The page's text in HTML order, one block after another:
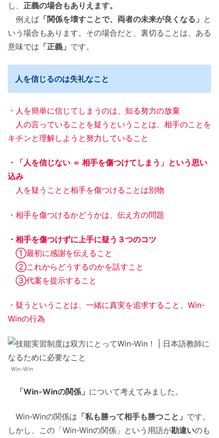
し、 正義の場合もありえます。
例えば 「関係を壊すことで、両者の未来が良くなる」 と
いう場合もあります。その場合だと、裏切ることは、ある
意味では 「正義」 です。
人を信じるのは失礼なこと
・人を簡単に信じてしまうのは、知る努力の放棄
人の言っていることを疑うということは、相手のことを
キチンと理解しようと努力していること
・「人を信じない ＝ 相手を傷つけてしまう」という思い
込み
人を疑うことと相手を傷つけることは別物
・相手を傷つけるかどうかは、伝え方の問題
・相手を傷つけずに上手に疑う３つのコツ
①最初に感謝を伝えること
②これからどうするのかを話すこと
③代案を提示すること
・疑うということは、一緒に真実を追求すること、Win-
Winの行為
Win-Win
「Win-Winの関係」 について考えてみました。
Win-Winの関係は 「私も勝って相手も勝つこと」 です。
しかし、この「Win-Winの関係」という用語が勘違いのも